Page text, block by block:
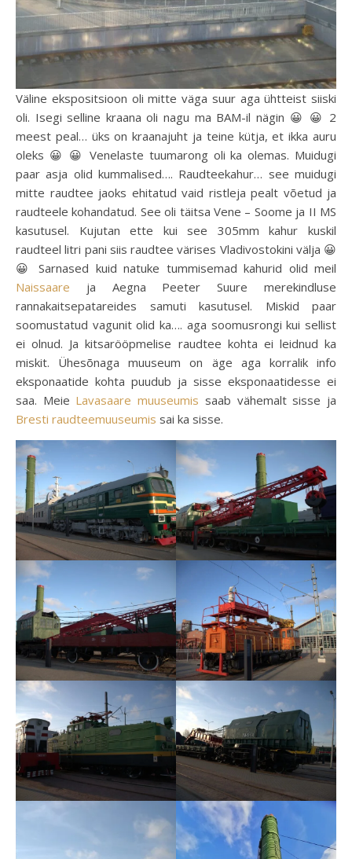
Väline ekspositsioon oli mitte väga suur aga ühtteist siiski
oli. Isegi selline kraana oli nagu ma BAM-il nägin 😀 😀 2
meest peal… üks on kraanajuht ja teine kütja, et ikka auru
oleks 😀 😀 Venelaste tuumarong oli ka olemas. Muidugi
paar asja olid kummalised…. Raudteekahur… see muidugi
mitte raudtee jaoks ehitatud vaid ristleja pealt võetud ja
raudteele kohandatud. See oli täitsa Vene – Soome ja II MS
kasutusel. Kujutan ette kui see 305mm kahur kuskil
raudteel litri pani siis raudtee värises Vladivostokini välja 😀
😀 Sarnased kuid natuke tummisemad kahurid olid meil
Naissaare ja Aegna Peeter Suure merekindluse
rannakaitsepatareides samuti kasutusel. Miskid paar
soomustatud vagunit olid ka…. aga soomusrongi kui sellist
ei olnud. Ja kitsarööpmelise raudtee kohta ei leidnud ka
miskit. Ühesõnaga muuseum on äge aga korralik info
eksponaatide kohta puudub ja sisse eksponaatidesse ei
saa. Meie Lavasaare muuseumis saab vähemalt sisse ja
Bresti raudteemuuseumis sai ka sisse.